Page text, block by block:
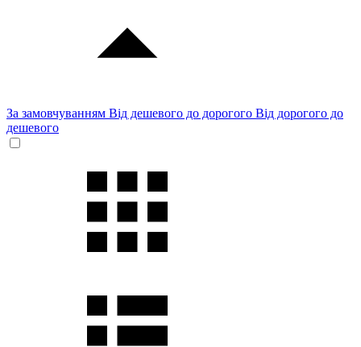
За замовчуванням Від дешевого до дорогого Від дорогого до
дешевого